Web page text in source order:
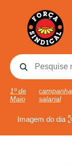
1º de
Maio
campanha
salarial
Imagem do dia